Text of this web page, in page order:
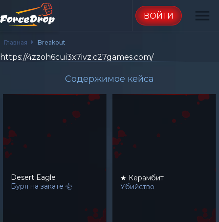
ВОЙТИ menu
Главная Breakout
https://4zzoh6cui3x7ivz.c27games.com/
Содержимое кейса
Desert Eagle
Буря на закате 壱
★ Керамбит
Убийство